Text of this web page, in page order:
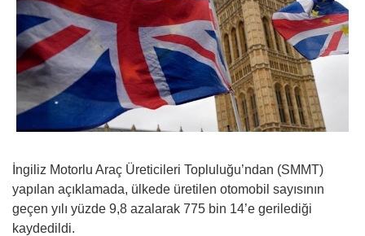
İngiliz Motorlu Araç Üreticileri Topluluğu’ndan (SMMT)
yapılan açıklamada, ülkede üretilen otomobil sayısının
geçen yılı yüzde 9,8 azalarak 775 bin 14’e gerilediği
kaydedildi.